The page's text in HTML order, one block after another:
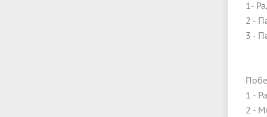
1-
2 -
3 -
1 -
2 -